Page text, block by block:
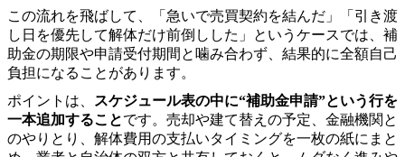
この流れを飛ばして、「急いで売買契約を結んだ」「引き渡
し日を優先して解体だけ前倒しした」というケースでは、補
助金の期限や申請受付期間と噛み合わず、結果的に全額自己
負担になることがあります。
ポイントは、
スケジュール表の中に“補助金申請”という行を
一本追加することです。売却や建て替えの予定、金融機関と
のやりとり、解体費用の支払いタイミングを一枚の紙にまと